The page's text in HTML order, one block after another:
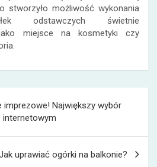
stworzyło możliwość wykonania
odstawczych świetnie
miejsce na kosmetyki czy
imprezowe! Największy wybór
internetowym
uprawiać ogórki na balkonie?